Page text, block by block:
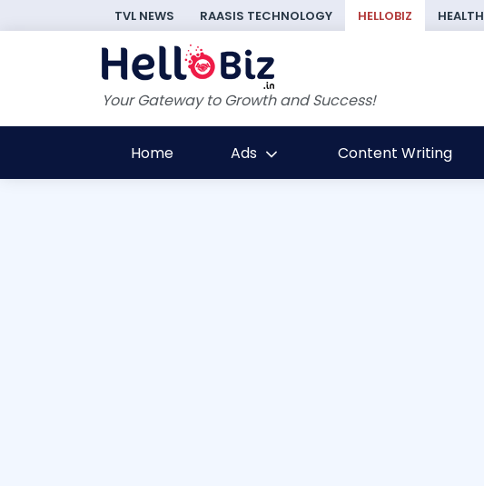
TVL NEWS RAASIS TECHNOLOGY HELLOBIZ HEALTH
Your Gateway to Growth and Success!
Home Ads Content Writing